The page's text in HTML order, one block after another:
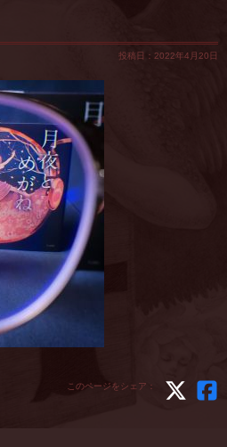
投稿日：2022年4月20日
このページをシェア：